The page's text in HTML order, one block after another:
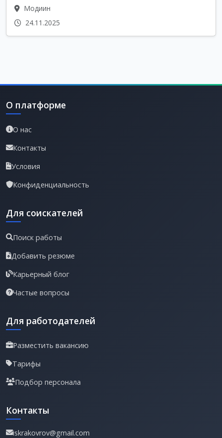
Модиин
24.11.2025
О платформе
О нас
Контакты
Условия
Конфиденциальность
Для соискателей
Поиск работы
Добавить резюме
Карьерный блог
Частые вопросы
Для работодателей
Разместить вакансию
Тарифы
Подбор персонала
Контакты
iskrakovrov@gmail.com